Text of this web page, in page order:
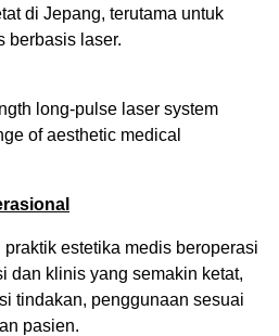
di Jepang, terutama untuk
berbasis laser.
long-pulse laser system
of aesthetic medical
estetika medis beroperasi
dan klinis yang semakin ketat,
tindakan, penggunaan sesuai
pasien.